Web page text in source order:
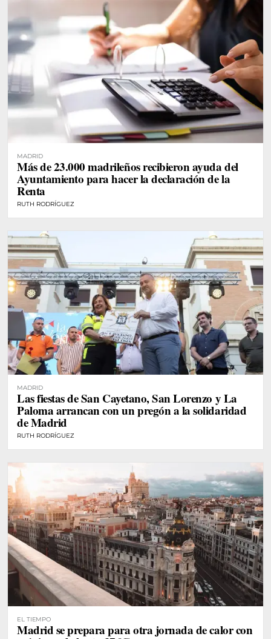
MADRID
Más de 23.000 madrileños recibieron ayuda del
Ayuntamiento para hacer la declaración de la
Renta
RUTH RODRÍGUEZ
MADRID
Las fiestas de San Cayetano, San Lorenzo y La
Paloma arrancan con un pregón a la solidaridad
de Madrid
RUTH RODRÍGUEZ
EL TIEMPO
Madrid se prepara para otra jornada de calor con